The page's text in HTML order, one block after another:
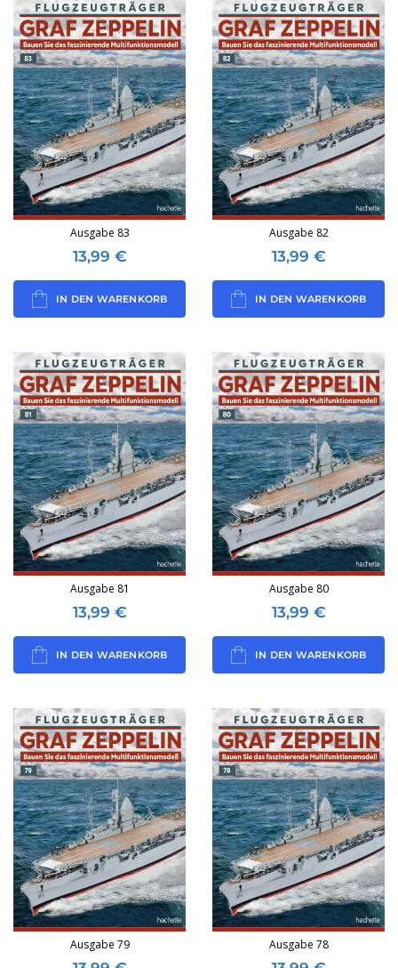
Ausgabe 83
13,99 €
IN DEN WARENKORB
Ausgabe 82
13,99 €
IN DEN WARENKORB
Ausgabe 81
13,99 €
IN DEN WARENKORB
Ausgabe 80
13,99 €
IN DEN WARENKORB
Ausgabe 79 Ausgabe 78